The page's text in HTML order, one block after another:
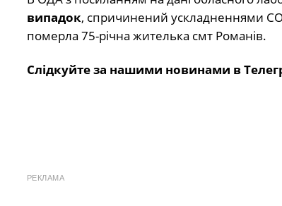
випадок, спричинений ускладненнями
померла 75-річна жителька смт Романів.
Слідкуйте за нашими новинами в
РЕКЛАМА